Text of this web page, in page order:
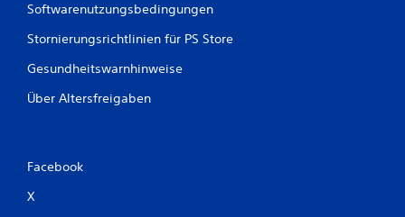
Softwarenutzungsbedingungen
Stornierungsrichtlinien für PS Store
Gesundheitswarnhinweise
Über Altersfreigaben
Facebook
X